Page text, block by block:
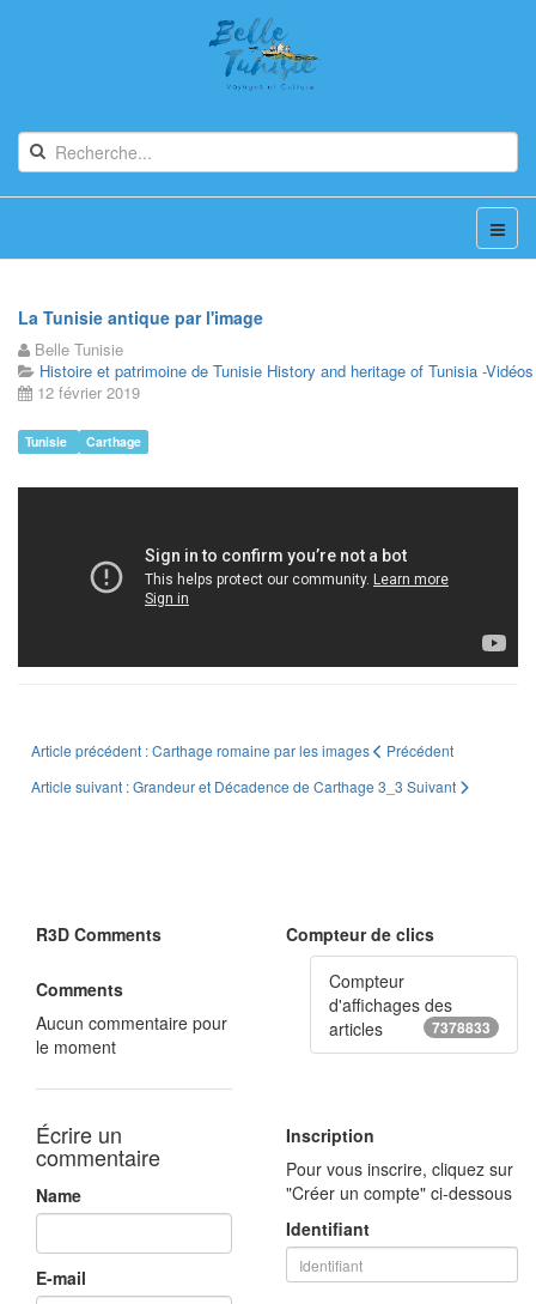
La Tunisie antique par l'image
Belle Tunisie
Histoire et patrimoine de Tunisie History and heritage of Tunisia -Vidéos
12 février 2019
Tunisie Carthage
Article précédent : Carthage romaine par les images
Précédent
Article suivant : Grandeur et Décadence de Carthage 3_3 Suivant
R3D Comments
Comments
Aucun commentaire pour
le moment
Écrire un
commentaire
Name
E-mail
Compteur de clics
Compteur
d'affichages des
articles
7378833
Inscription
Pour vous inscrire, cliquez sur
"Créer un compte" ci-dessous
Identifiant